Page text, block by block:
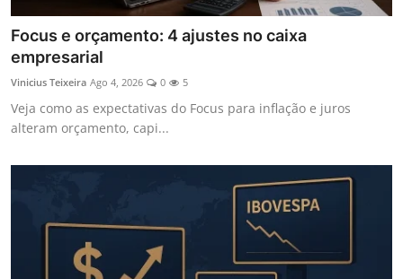
Focus e orçamento: 4 ajustes no caixa
empresarial
Vinicius Teixeira Ago 4, 2026 0 5
Veja como as expectativas do Focus para inflação e juros
alteram orçamento, capi...